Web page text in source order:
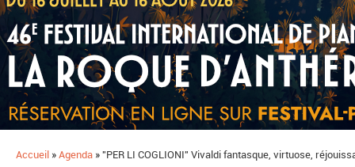
Accueil »Agenda »"PER LI COGLIONI" Vivaldi fantasque, virtuose,